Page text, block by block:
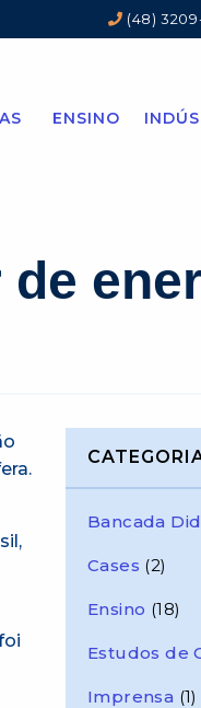
(48)
ENSINO
Bancada
Cases (2)
Ensino (18)
Estudos de
Imprensa (1)